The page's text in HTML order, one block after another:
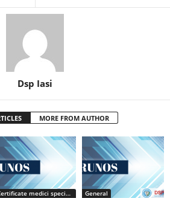
Dsp Iasi
MORE FROM AUTHOR
Certificate medici specialiști / primari General